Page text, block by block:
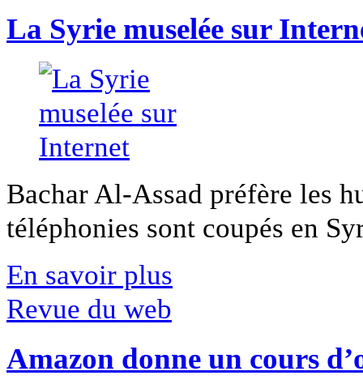
La Syrie muselée sur
Bachar Al-Assad préfère les
téléphonies sont coupés en
En savoir plus
Revue du web
Amazon donne un cours